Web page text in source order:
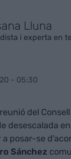
Lluna
i experta en
- 05:30
del
desescalada
a posar-se
Sánchez